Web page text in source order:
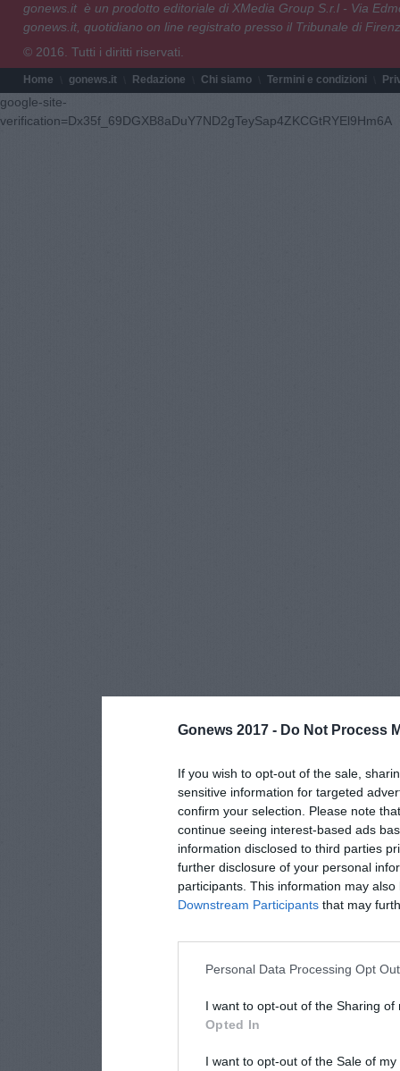
Gonews 2017 - Do Not Process
If you wish to opt-out of the sale,
sensitive information for targeted
confirm your selection. Please note
continue seeing interest-based ads
information disclosed to third parties
further disclosure of your personal
participants. This information may
Downstream Participants that may
Personal Data Processing Opt
I want to opt-out of the Sharing of
Opted In
I want to opt-out of the Sale of
gonews.it è un prodotto editoriale di XMedia Group S.r.l - Via
gonews.it, quotidiano on line registrato presso il Tribunale di
© 2016. Tutti i diritti riservati.
Home gonews.it Redazione Chi siamo Termini e condizioni
google-site-
verification=Dx35f_69DGXB8aDuY7ND2gTeySap4ZKCGtRYEl9Hm6A